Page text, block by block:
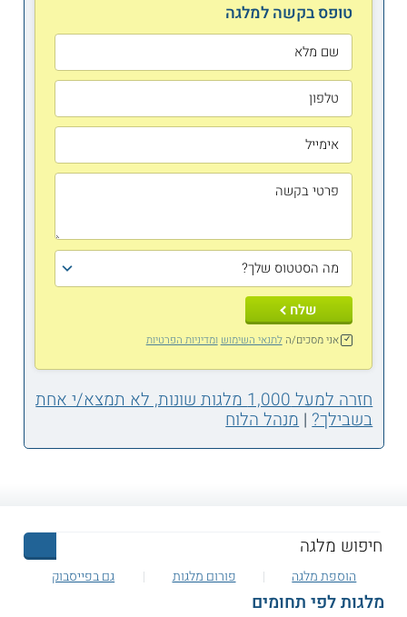
טופס בקשה למלגה
שלח
אני מסכים/הלתנאי השימוש ומדיניות הפרטיות
חזרה למעל 1,000 מלגות שונות, לא תמצא/י אחת
בשבילך?|מנהל הלוח
הוספת מלגה פורום מלגות גם בפייסבוק
מלגות לפי תחומים